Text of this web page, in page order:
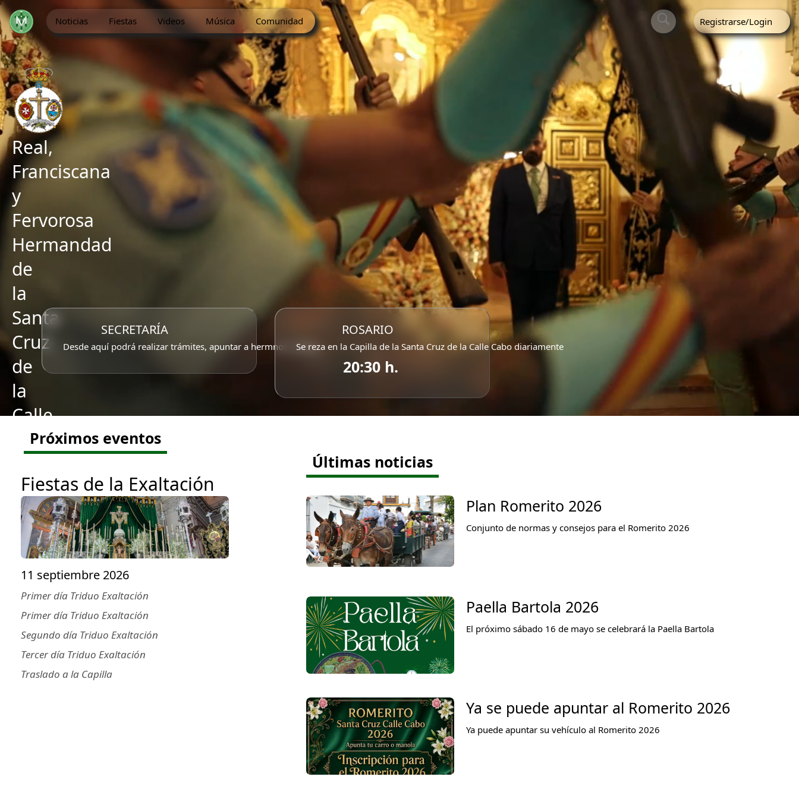
Noticias Fiestas Videos Música Comunidad Registrarse/Login
Real,
Franciscana
y
Fervorosa
Hermandad
de
la
Santa
Cruz
de
la
Calle
Cabo,
Caridad
Ntra.
Sra.
del
Rosario
SECRETARÍA
Desde aquí podrá realizar trámites, apuntar a hermnos, reinas...
ROSARIO
Se reza en la Capilla de la Santa Cruz de la Calle Cabo diariamente
20:30 h.
Próximos eventos
Fiestas de la Exaltación
11 septiembre 2026
Primer día Triduo Exaltación
Primer día Triduo Exaltación
Segundo día Triduo Exaltación
Tercer día Triduo Exaltación
Traslado a la Capilla
Últimas noticias
Plan Romerito 2026
Conjunto de normas y consejos para el Romerito 2026
Paella Bartola 2026
El próximo sábado 16 de mayo se celebrará la Paella Bartola
Ya se puede apuntar al Romerito 2026
Ya puede apuntar su vehículo al Romerito 2026